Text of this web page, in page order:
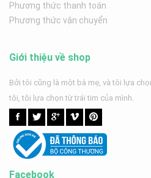
Phương thức thanh toán
Phương thức vận chuyển
Giới thiệu về shop
Bởi tôi cũng là một bà mẹ, và tôi lựa
tôi, tôi lựa chọn từ trái tim của mình.
Facebook